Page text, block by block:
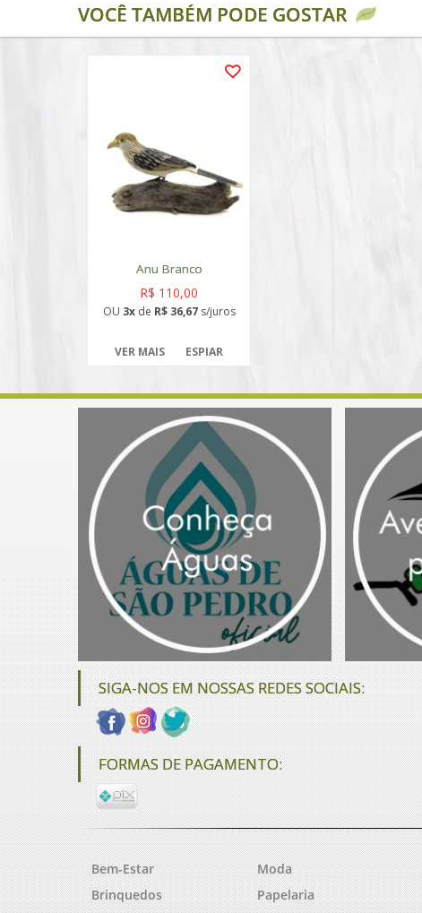
VOCÊ TAMBÉM PODE GOSTAR
Anu Branco
R$ 110,00
OU 3xde R$ 36,67s/juros
VER MAIS ESPIAR
SIGA-NOS EM NOSSAS REDES SOCIAIS:
FORMAS DE PAGAMENTO:
Bem-Estar
Brinquedos
Moda
Papelaria